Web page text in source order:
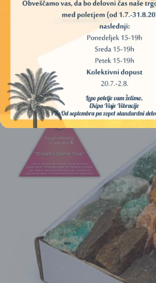
JAPAMALA, MALA, 108 KROGLIC
(AMETIST, AVENTURIN, KAMENA
30,00
28,00€
DODAJ V KOŠARICO